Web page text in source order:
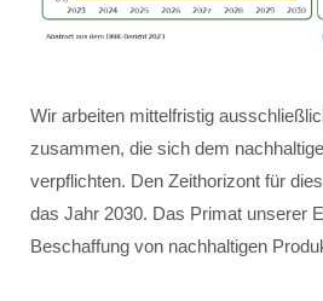
Wir arbeiten mittelfristig
zusammen, die sich dem
verpflichten. Den Zeithorizont für
das Jahr 2030. Das Primat unserer
Beschaffung von nachhaltigen